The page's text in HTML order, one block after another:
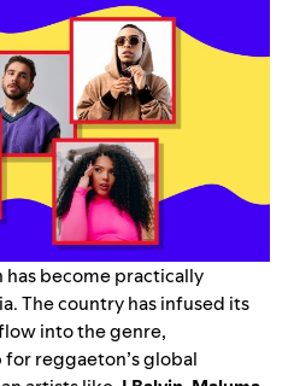
become practically
The country has infused its
into the genre,
reggaeton’s global